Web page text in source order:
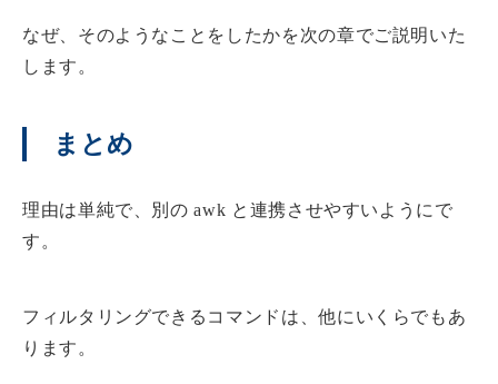
なぜ、そのようなことをしたかを次の章でご説明いた
します。
まとめ
理由は単純で、別の awk と連携させやすいようにで
す。
フィルタリングできるコマンドは、他にいくらでもあ
ります。